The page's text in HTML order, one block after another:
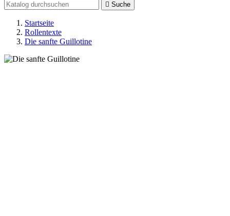
 Suche
Startseite
Rollentexte
Die sanfte Guillotine